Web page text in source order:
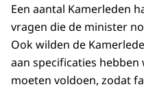
Een aantal Kamerleden
vragen die de minister
Ook wilden de
aan specificaties
moeten voldoen, zodat